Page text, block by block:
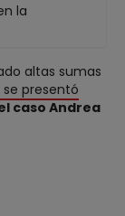
la
altas sumas
presentó
caso Andrea